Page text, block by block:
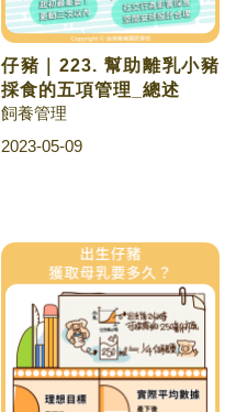
仔豬｜223. 幫助離乳小豬
採食的五項管理_總述
飼養管理
2023-05-09